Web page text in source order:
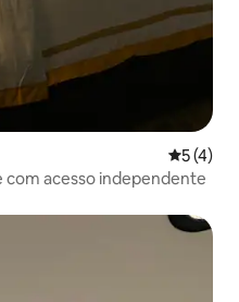
5 de
5 (4)
acesso independente